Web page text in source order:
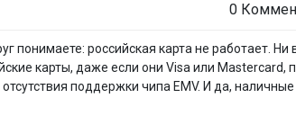
0
понимаете: российская карта не работает.
карты, даже если они Visa или
поддержки чипа EMV. И да,